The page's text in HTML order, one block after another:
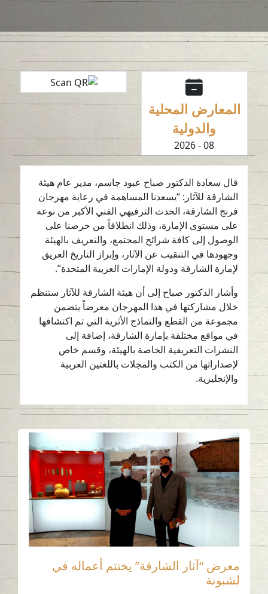
المعارض المحلية
والدولية
08 - 2026
قال سعادة الدكتور صباح عبود جاسم، مدير عام هيئة
الشارقة للآثار: “يسعدنا المساهمة في رعاية مهرجان
فرنج الشارقة، الحدث الترفيهي الفني الأكبر من نوعه
على مستوى الإمارة، وذلك انطلاقاً من حرصنا على
الوصول إلى كافة شرائح المجتمع، والتعريف بالهيئة
وجهودها في التنقيب عن الآثار، وإبراز التاريخ العريق
لإمارة الشارقة ودولة الإمارات العربية المتحدة”.
وأشار الدكتور صباح إلى أن هيئة الشارقة للآثار ستنظم
خلال مشاركتها في هذا المهرجان معرضاً يتضمن
مجموعة من القطع والنماذج الأثرية التي تم اكتشافها
في مواقع مختلفة بإمارة الشارقة، إضافة إلى
النشرات التعريفية الخاصة بالهيئة، وقسم خاص
لإصداراتها من الكتب والمجلات باللغتين العربية
والإنجليزية.
معرض “آثار الشارقة” يختتم أعماله في
لشبونة